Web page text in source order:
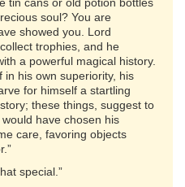
soul? You are
showed you. Lord
trophies, and he
a powerful magical history.
in his own superiority, his
for himself a startling
these things, suggest to
have chosen his
care, favoring objects
special.”